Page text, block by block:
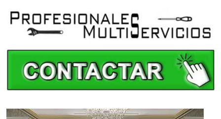
Electricistas Alicante
Electricistas Almería
Electricistas Asturias
Electricistas Ávila
Electricistas Badajoz
Electricistas Baleares
Electricistas Burgos